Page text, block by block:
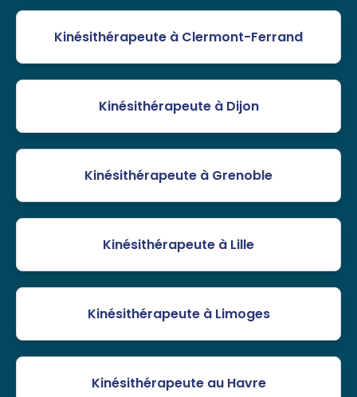
Kinésithérapeute à Clermont-Ferrand
Kinésithérapeute à Dijon
Kinésithérapeute à Grenoble
Kinésithérapeute à Lille
Kinésithérapeute à Limoges
Kinésithérapeute au Havre